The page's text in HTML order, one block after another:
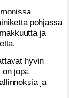
pohjassa
ja
hyvin
on jopa
ja